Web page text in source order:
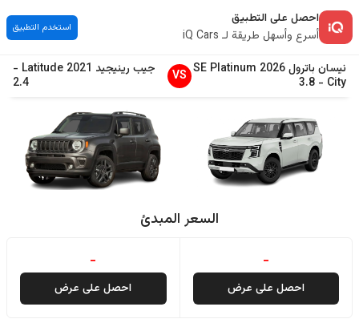
احصل على التطبيق
أسرع وأسهل طريقة لـ iQ Cars
استخدم التطبيق
نيسان باترول2026
SE Platinum
City
-
3.8
VS جيب رينيجيد 2021
Latitude
-
2.4
السعر المبدئ
-
احصل على عرض
-
احصل على عرض